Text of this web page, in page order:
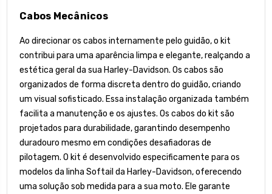
Cabos Mecânicos
Ao direcionar os cabos internamente pelo guidão, o kit
contribui para uma aparência limpa e elegante, realçando a
estética geral da sua Harley-Davidson. Os cabos são
organizados de forma discreta dentro do guidão, criando
um visual sofisticado. Essa instalação organizada também
facilita a manutenção e os ajustes. Os cabos do kit são
projetados para durabilidade, garantindo desempenho
duradouro mesmo em condições desafiadoras de
pilotagem. O kit é desenvolvido especificamente para os
modelos da linha Softail da Harley-Davidson, oferecendo
uma solução sob medida para a sua moto. Ele garante